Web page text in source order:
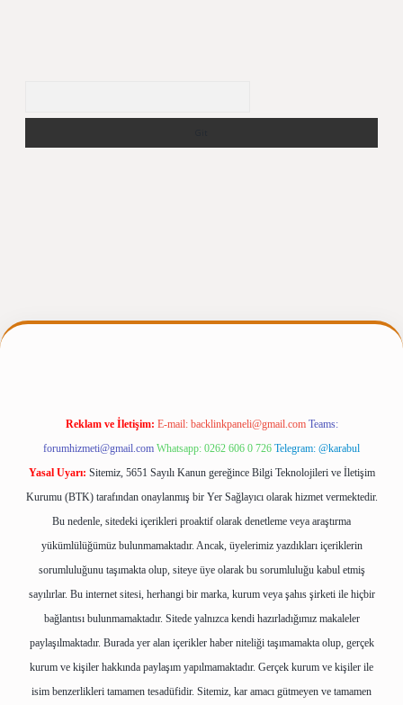
betexpergir.net
Reklam ve İletişim: E-mail: backlinkpaneli@gmail.com Teams:
forumhizmeti@gmail.com Whatsapp: 0262 606 0 726 Telegram: @karabul
Yasal Uyarı: Sitemiz, 5651 Sayılı Kanun gereğince Bilgi Teknolojileri ve İletişim
Kurumu (BTK) tarafından onaylanmış bir Yer Sağlayıcı olarak hizmet vermektedir.
Bu nedenle, sitedeki içerikleri proaktif olarak denetleme veya araştırma
yükümlülüğümüz bulunmamaktadır. Ancak, üyelerimiz yazdıkları içeriklerin
sorumluluğunu taşımakta olup, siteye üye olarak bu sorumluluğu kabul etmiş
sayılırlar. Bu internet sitesi, herhangi bir marka, kurum veya şahıs şirketi ile hiçbir
bağlantısı bulunmamaktadır. Sitede yalnızca kendi hazırladığımız makaleler
paylaşılmaktadır. Burada yer alan içerikler haber niteliği taşımamakta olup, gerçek
kurum ve kişiler hakkında paylaşım yapılmamaktadır. Gerçek kurum ve kişiler ile
isim benzerlikleri tamamen tesadüfidir. Sitemiz, kar amacı gütmeyen ve tamamen